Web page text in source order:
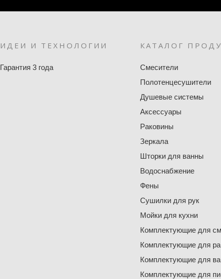
ИДЕИ И ТЕХНОЛОГИИ
Гарантия 3 года
КАТАЛОГ
Смесители
Полотенцесушители
Душевые системы
Аксессуары
Раковины
Зеркала
Шторки для ванны
Водоснабжение
Фены
Сушилки для рук
Мойки для кухни
Комплектующие для
Комплектующие для
Комплектующие для
Комплектующие для